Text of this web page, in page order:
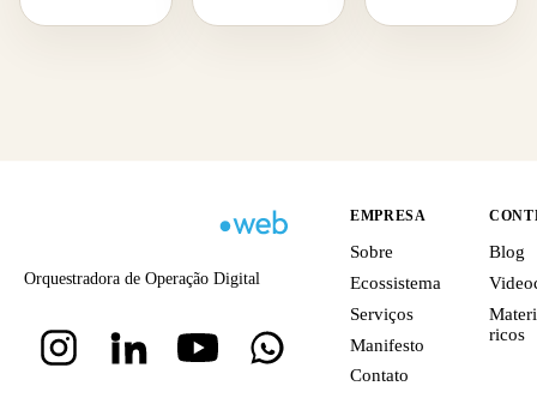
Orquestradora de Operação Digital
EMPRESA
Sobre
Ecossistema
Serviços
Manifesto
Contato
Blog
ricos